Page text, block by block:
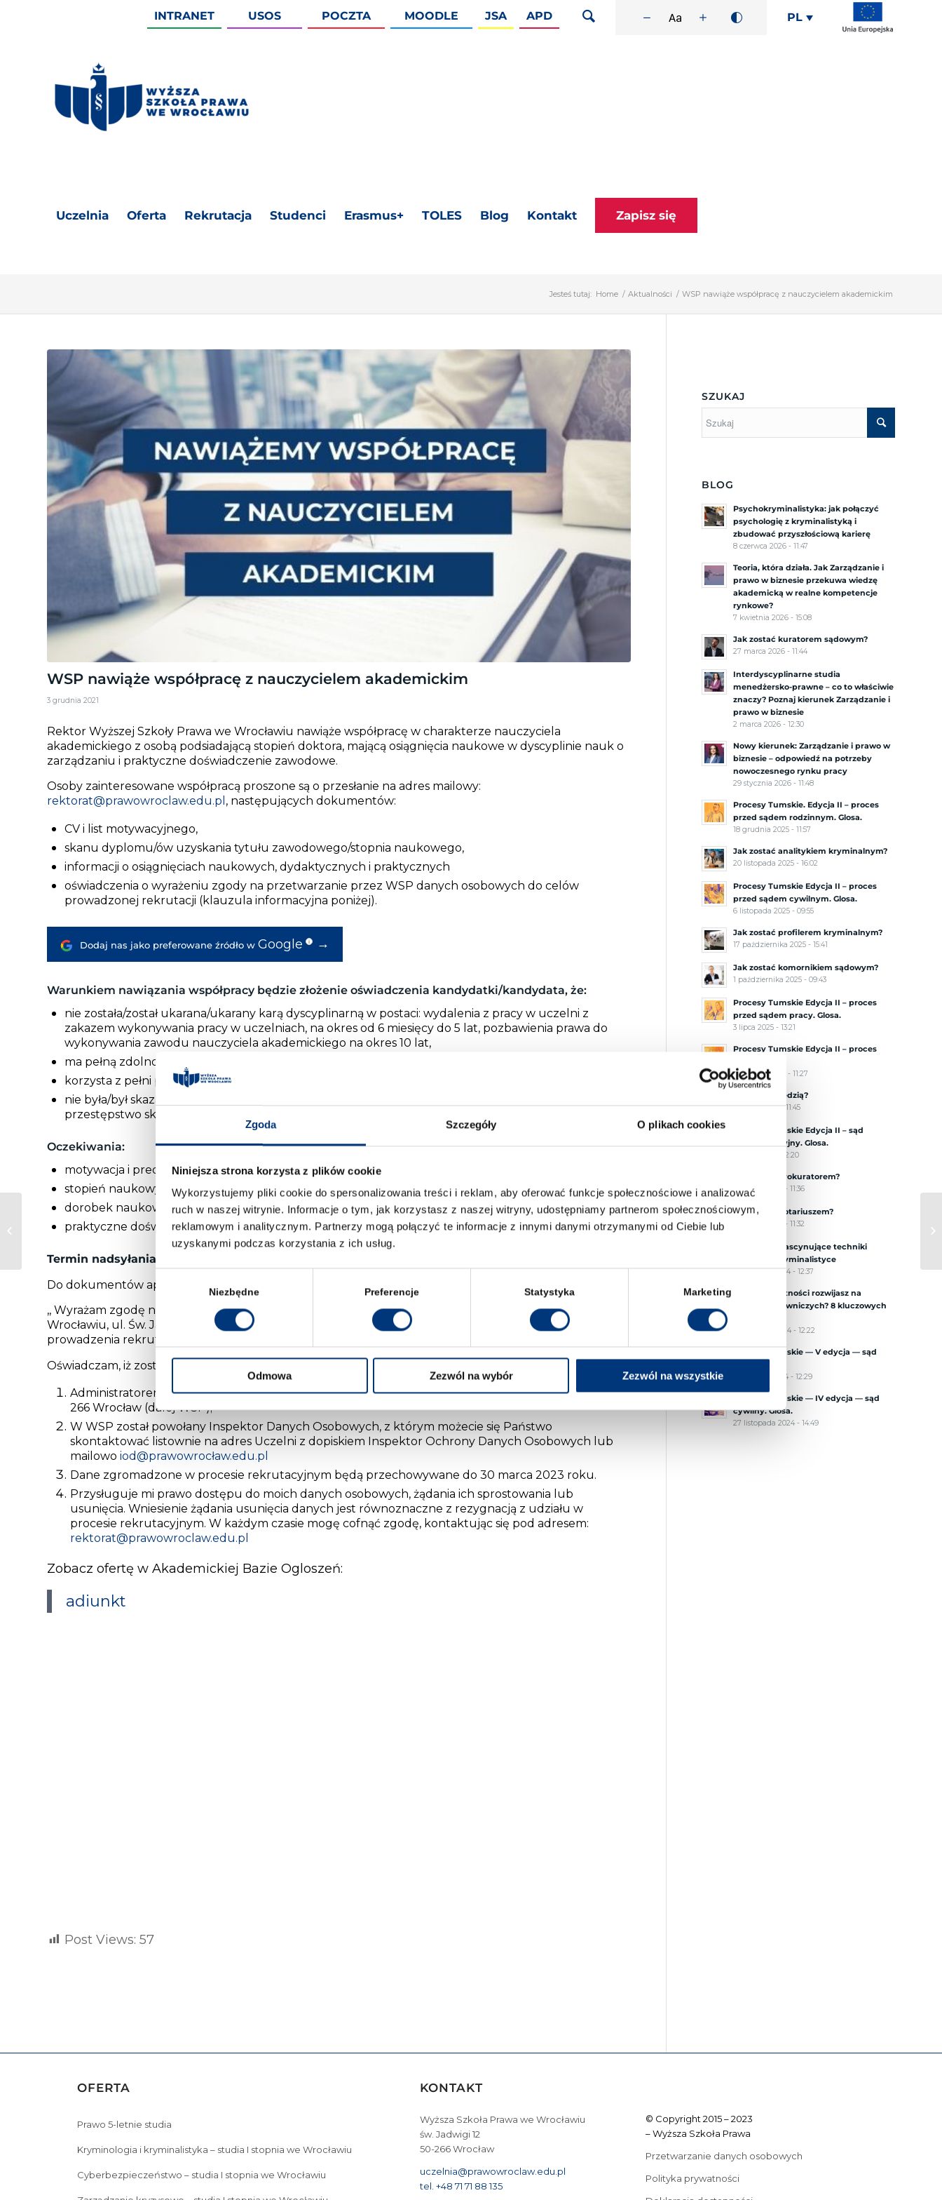
Zgoda Szczegóły O plikach cookies
Niniejsza strona korzysta z plików cookie
Wykorzystujemy pliki cookie do spersonalizowania treści i reklam, aby oferować funkcje społecznościowe i analizować
ruch w naszej witrynie. Informacje o tym, jak korzystasz z naszej witryny, udostępniamy partnerom społecznościowym,
reklamowym i analitycznym. Partnerzy mogą połączyć te informacje z innymi danymi otrzymanymi od Ciebie lub
uzyskanymi podczas korzystania z ich usług.
zgody
Niezbędne Preferencje Statystyka Marketing
Odmowa Zezwól na wybór Zezwól na wszystkie
INTRANET USOS POCZTA MOODLE JSA APD PL
Uczelnia Oferta Rekrutacja Studenci Erasmus+ TOLES Blog Kontakt Zapisz się
Jesteś tutaj: Home / Aktualności / WSP nawiąże współpracę z nauczycielem akademickim
WSP nawiąże współpracę z nauczycielem akademickim
3 grudnia 2021
Rektor Wyższej Szkoły Prawa we Wrocławiu nawiąże współpracę w charakterze nauczyciela
akademickiego z osobą podsiadającą stopień doktora, mającą osiągnięcia naukowe w dyscyplinie nauk o
zarządzaniu i praktyczne doświadczenie zawodowe.
Osoby zainteresowane współpracą proszone są o przesłanie na adres mailowy:
rektorat@prawowroclaw.edu.pl , następujących dokumentów:
CV i list motywacyjnego,
skanu dyplomu/ów uzyskania tytułu zawodowego/stopnia naukowego,
informacji o osiągnięciach naukowych, dydaktycznych i praktycznych
oświadczenia o wyrażeniu zgody na przetwarzanie przez WSP danych osobowych do celów
prowadzonej rekrutacji (klauzula informacyjna poniżej).
Dodaj nas jako preferowane źródło w Google i →
Warunkiem nawiązania współpracy będzie złożenie oświadczenia kandydatki/kandydata, że:
nie została/został ukarana/ukarany karą dyscyplinarną w postaci: wydalenia z pracy w uczelni z
zakazem wykonywania pracy w uczelniach, na okres od 6 miesięcy do 5 lat, pozbawienia prawa do
wykonywania zawodu nauczyciela akademickiego na okres 10 lat,
ma pełną zdolność do czynności prawnych,
korzysta z pełni praw publicznych,
nie była/był skazana/skazany prawomocnym wyrokiem za umyślne przestępstwo
przestępstwo skarbowe.
Oczekiwania:
motywacja i predyspozycje dydaktyczne w prowadzeniu zajęć,
stopień naukowy doktora,
dorobek naukowy w dziedzinie nauk o zarządzaniu i jakości,
praktyczne doświadczenie zawodowe.
Termin nadsyłania zgłoszeń upływa 30 września 2022 roku.
Do dokumentów aplikacyjnych prosimy dołączyć oświadczenie:
,, Wyrażam zgodę na przetwarzanie moich danych osobowych przez Wyższą Szkołę Prawa z siedzibą we
Wrocławiu, ul. Św. Jadwigi 12, 50-266 Wrocław zawartych w dokumentach aplikacyjnych, w celu
prowadzenia rekrutacji na stanowisko wskazane w ogłoszeniu”.
Oświadczam, iż zostałem/ zostałam poinformowany/poinformowana o tym, że:
Administratorem danych osobowych jest Wyższa Szkoła Prawa we Wrocławiu, ul. Św. Jadwigi 12, 50-
266 Wrocław (dalej WSP);
W WSP został powołany Inspektor Danych Osobowych, z którym możecie się Państwo
skontaktować listownie na adres Uczelni z dopiskiem Inspektor Ochrony Danych Osobowych lub
mailowo iod@prawowrocław.edu.pl
Dane zgromadzone w procesie rekrutacyjnym będą przechowywane do 30 marca 2023 roku.
Przysługuje mi prawo dostępu do moich danych osobowych, żądania ich sprostowania lub
usunięcia. Wniesienie żądania usunięcia danych jest równoznaczne z rezygnacją z udziału w
procesie rekrutacyjnym. W każdym czasie mogę cofnąć zgodę, kontaktując się pod adresem:
rektorat@prawowroclaw.edu.pl
Zobacz ofertę w Akademickiej Bazie Ogloszeń:
adiunkt
Post Views: 57
SZUKAJ
BLOG
Psychokryminalistyka: jak połączyć
psychologię z kryminalistyką i
zbudować przyszłościową karierę
8 czerwca 2026 - 11:47
Teoria, która działa. Jak Zarządzanie i
prawo w biznesie przekuwa wiedzę
akademicką w realne kompetencje
rynkowe?
7 kwietnia 2026 - 15:08
Jak zostać kuratorem sądowym?
27 marca 2026 - 11:44
Interdyscyplinarne studia
menedżersko-prawne – co to właściwie
znaczy? Poznaj kierunek Zarządzanie i
prawo w biznesie
2 marca 2026 - 12:30
Nowy kierunek: Zarządzanie i prawo w
biznesie – odpowiedź na potrzeby
nowoczesnego rynku pracy
29 stycznia 2026 - 11:48
Procesy Tumskie. Edycja II – proces
przed sądem rodzinnym. Glosa.
18 grudnia 2025 - 11:57
Jak zostać analitykiem kryminalnym?
20 listopada 2025 - 16:02
Procesy Tumskie Edycja II – proces
przed sądem cywilnym. Glosa.
6 listopada 2025 - 09:55
Jak zostać profilerem kryminalnym?
17 października 2025 - 15:41
Jak zostać komornikiem sądowym?
1 października 2025 - 09:43
Procesy Tumskie Edycja II – proces
przed sądem pracy. Glosa.
3 lipca 2025 - 13:21
Procesy Tumskie Edycja II – proces
2 czerwca 2025 - 11:27
Jak zostać sędzią?
10 maja 2025 - 11:45
Procesy Tumskie Edycja II – sąd
administracyjny. Glosa.
5 maja 2025 - 12:20
Jak zostać prokuratorem?
14 marca 2025 - 11:36
Jak zostać notariuszem?
17 lutego 2025 - 11:32
Najbardziej fascynujące techniki
śledcze w kryminalistyce
30 grudnia 2024 - 12:37
Jakie umiejętności rozwijasz na
studiach prawniczych? 8 kluczowych
24 grudnia 2024 - 12:22
Procesy Tumskie — V edycja — sąd
11 grudnia 2024 - 12:29
Procesy Tumskie — IV edycja — sąd
cywilny. Glosa.
27 listopada 2024 - 14:49
OFERTA
Prawo 5-letnie studia
Kryminologia i kryminalistyka – studia I stopnia we Wrocławiu
Cyberbezpieczeństwo – studia I stopnia we Wrocławiu
KONTAKT
Wyższa Szkoła Prawa we Wrocławiu
św. Jadwigi 12
50-266 Wrocław
uczelnia@prawowroclaw.edu.pl
tel. +48 71 71 88 135
© Copyright 2015 – 2023
– Wyższa Szkoła Prawa
Przetwarzanie danych osobowych
Polityka prywatności
Konsultacje
psychologiczne dla